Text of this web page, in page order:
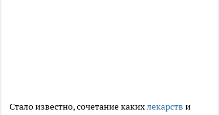
Стало известно, сочетание какихлекарств и